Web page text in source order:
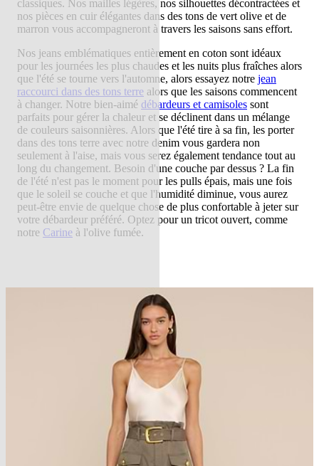
classiques. Nos mailles légères, nos silhouettes décontractées et
nos pièces en cuir élégantes dans des tons de vert olive et de
marron vous accompagneront à travers les saisons sans effort.
Nos jeans emblématiques entièrement en coton sont idéaux
pour les journées les plus chaudes et les nuits plus fraîches alors
que l'été se tourne vers l'automne, alors essayez notre jean
raccourci dans des tons terre alors que les saisons commencent
à changer. Notre bien-aimé débardeurs et camisoles sont
parfaits pour gérer la chaleur et se déclinent dans un mélange
de couleurs saisonnières. Alors que l'été tire à sa fin, les porter
dans des tons terre avec notre denim vous gardera non
seulement à l'aise, mais vous serez également tendance tout au
long du changement. Besoin d'une couche par dessus ? La fin
de l'été n'est pas le moment pour les pulls épais, mais une fois
que le soleil se couche et que l'humidité diminue, vous aurez
peut-être envie de quelque chose de plus confortable à jeter sur
votre débardeur préféré. Optez pour un tricot ouvert, comme
notre Carine à l'olive fumée.